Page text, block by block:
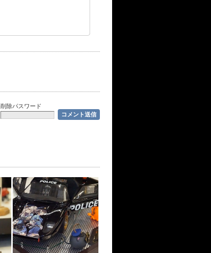
削除パスワード